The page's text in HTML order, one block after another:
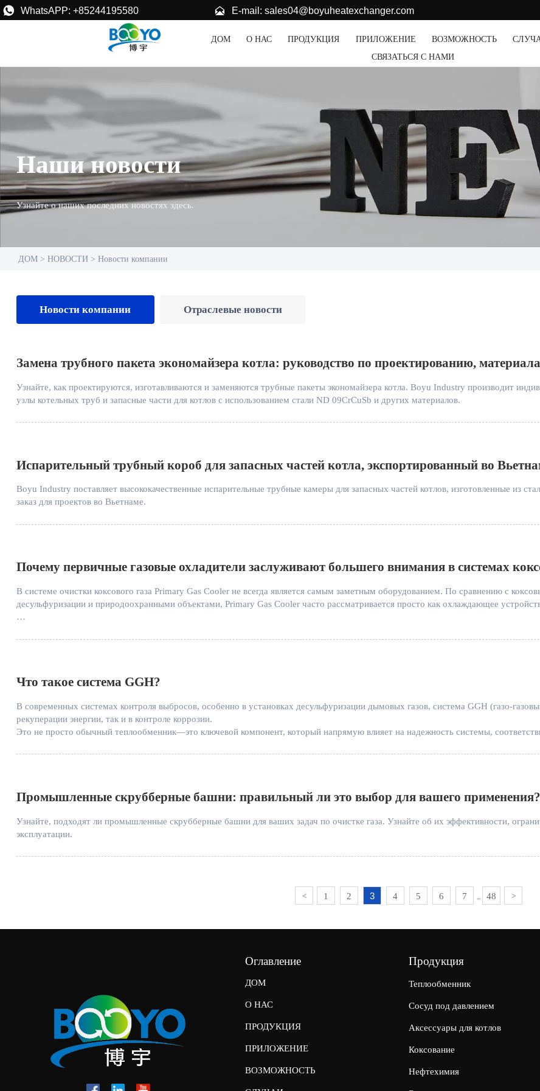
 WhatsAPP: +85244195580  E-mail: sales04@boyuheatexchanger.com
ДОМ О НАС ПРОДУКЦИЯ ПРИЛОЖЕНИЕ ВОЗМОЖНОСТЬ
СВЯЗАТЬСЯ С НАМИ
Наши новости
Узнайте о наших последних новостях здесь.
ДОМ > НОВОСТИ > Новости компании
Новости компании Отраслевые новости
Замена трубного пакета экономайзера котла: руководство по проектированию,
Узнайте, как проектируются, изготавливаются и заменяются трубные пакеты экономайзера котла. Boyu Industry производит
узлы котельных труб и запасные части для котлов с использованием стали ND 09CrCuSb и других материалов.
Испарительный трубный короб для запасных частей котла, экспортированный во
Boyu Industry поставляет высококачественные испарительные трубные камеры для запасных частей котлов, изготовленные из
заказ для проектов во Вьетнаме.
Почему первичные газовые охладители заслуживают большего внимания в системах
В системе очистки коксового газа Primary Gas Cooler не всегда является самым заметным оборудованием. По сравнению с
десульфуризации и природоохранными объектами, Primary Gas Cooler часто рассматривается просто как охлаждающее
эффективность всей системы очистки газа.
Что такое система GGH?
В современных системах контроля выбросов, особенно в установках десульфуризации дымовых газов, система GGH (газо-
рекуперации энергии, так и в контроле коррозии.
Это не просто обычный теплообменник—это ключевой компонент, который напрямую влияет на надежность системы,
Промышленные скрубберные башни: правильный ли это выбор для вашего применения?
Узнайте, подходят ли промышленные скрубберные башни для ваших задач по очистке газа. Узнайте об их эффективности,
эксплуатации.
< 1 2 3 4 5 6 7 48 >
Оглавление
ДОМ
О НАС
ПРОДУКЦИЯ
ПРИЛОЖЕНИЕ
ВОЗМОЖНОСТЬ
Продукция
Теплообменник
Сосуд под давлением
Аксессуары для котлов
Коксование
Нефтехимия